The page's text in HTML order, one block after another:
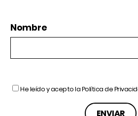
Nombre
He leído y acepto laPolítica de